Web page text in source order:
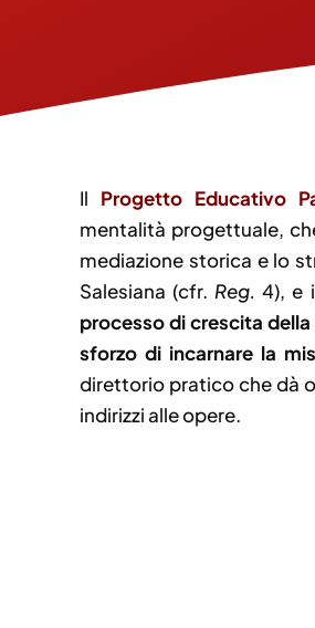
Il Progetto Educativo
mentalità progettuale,
mediazione storica e lo
Salesiana (cfr. Reg. 4), e
processo di crescita
sforzo di incarnare la
direttorio pratico che dà
indirizzi alle opere.